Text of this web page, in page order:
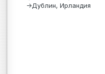
->Дублин, Ирландия